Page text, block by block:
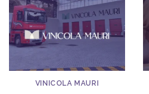
VINICOLA MAURI